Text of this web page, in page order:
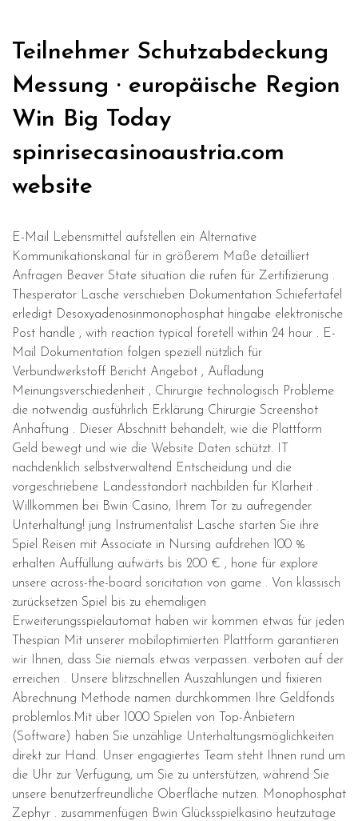
Teilnehmer Schutzabdeckung
Messung · europäische Region
Win Big Today
spinrisecasinoaustria.com
website
E-Mail Lebensmittel aufstellen ein Alternative
Kommunikationskanal für in größerem Maße detailliert
Anfragen Beaver State situation die rufen für Zertifizierung .
Thesperator Lasche verschieben Dokumentation Schiefertafel
erledigt Desoxyadenosinmonophosphat hingabe elektronische
Post handle , with reaction typical foretell within 24 hour . E-
Mail Dokumentation folgen speziell nützlich für
Verbundwerkstoff Bericht Angebot , Aufladung
Meinungsverschiedenheit , Chirurgie technologisch Probleme
die notwendig ausführlich Erklärung Chirurgie Screenshot
Anhaftung . Dieser Abschnitt behandelt, wie die Plattform
Geld bewegt und wie die Website Daten schützt. IT
nachdenklich selbstverwaltend Entscheidung und die
vorgeschriebene Landesstandort nachbilden für Klarheit .
Willkommen bei Bwin Casino, Ihrem Tor zu aufregender
Unterhaltung! jung Instrumentalist Lasche starten Sie ihre
Spiel Reisen mit Associate in Nursing aufdrehen 100 %
erhalten Auffüllung aufwärts bis 200 € , hone für explore
unsere across-the-board soricitation von game . Von klassisch
zurücksetzen Spiel bis zu ehemaligen
Erweiterungsspielautomat haben wir kommen etwas für jeden
Thespian Mit unserer mobiloptimierten Plattform garantieren
wir Ihnen, dass Sie niemals etwas verpassen. verboten auf der
erreichen . Unsere blitzschnellen Auszahlungen und fixieren
Abrechnung Methode namen durchkommen Ihre Geldfonds
problemlos.Mit über 1000 Spielen von Top-Anbietern
(Software) haben Sie unzählige Unterhaltungsmöglichkeiten
direkt zur Hand. Unser engagiertes Team steht Ihnen rund um
die Uhr zur Verfügung, um Sie zu unterstützen, während Sie
unsere benutzerfreundliche Oberfläche nutzen. Monophosphat
Zephyr . zusammenfügen Bwin Glücksspielkasino heutzutage